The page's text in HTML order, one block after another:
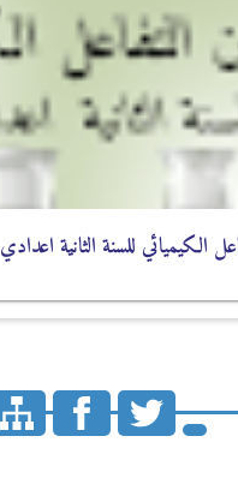
الكيميائي للسنة الثانية اعدادي